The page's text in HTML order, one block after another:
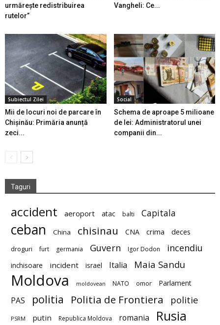
urmărește redistribuirea
rutelor”
Vangheli: Ce...
Subiectul Zilei
Mii de locuri noi de parcare în
Chișinău: Primăria anunță
zeci...
Social
Schema de aproape 5 milioane
de lei: Administratorul unei
companii din...
Taguri
accident aeroport atac balti Capitala
ceban China chisinau CNA crima deces
droguri furt germania Guvern Igor Dodon incendiu
inchisoare incident israel Italia Maia Sandu
Moldova moldovean NATO omor Parlament
PAS politia Politia de Frontiera politie
PSRM putin Republica Moldova romania Rusia